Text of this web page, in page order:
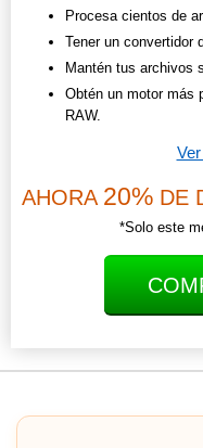
Procesa cientos de
Tener un convertidor
Mantén tus archivos
Obtén un motor más
RAW.
AHORA 20% DE
*Solo este